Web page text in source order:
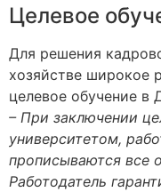
Целевое
Для решения
хозяйстве широкое
целевое обучение в
– При заключении
университетом,
прописываются все
Работодатель